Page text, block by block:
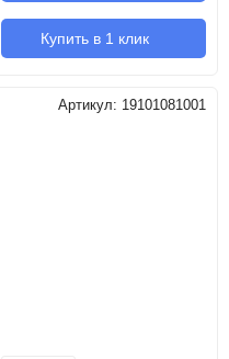
Купить в 1 клик
Артикул: 19101081001